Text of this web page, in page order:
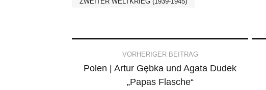
navigation
VORHERIGER BEITRAG
Polen | Artur Gębka und Agata Dudek
„Papas Flasche“